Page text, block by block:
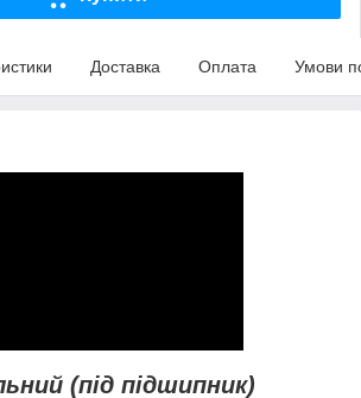
Доставка Оплата Умови
(під підшипник)